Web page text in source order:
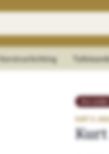
Kerstverlichting